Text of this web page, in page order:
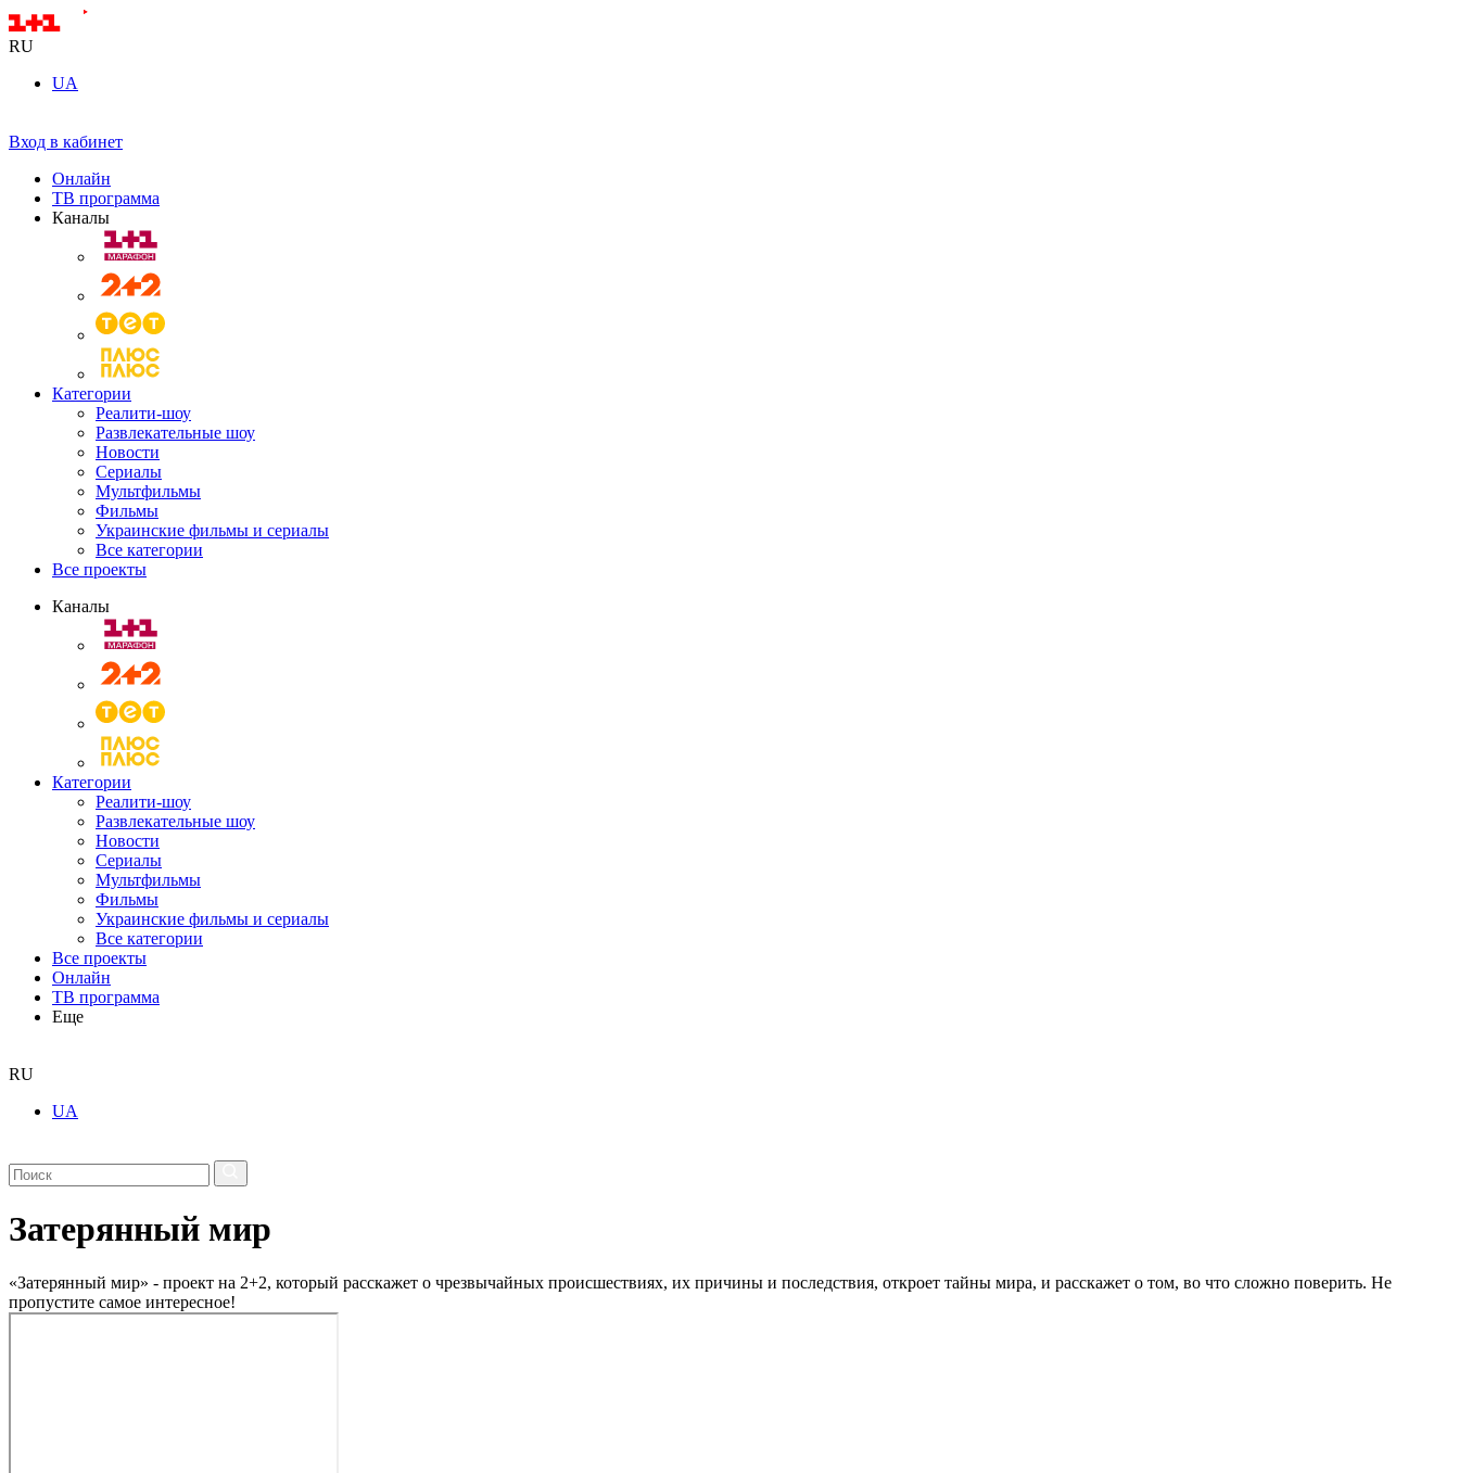
RU
UA
Вход в кабинет
Онлайн
ТВ программа
Каналы
Категории
Реалити-шоу
Развлекательные шоу
Новости
Сериалы
Мультфильмы
Фильмы
Украинские фильмы и сериалы
Все категории
Все проекты
Каналы
Категории
Реалити-шоу
Развлекательные шоу
Новости
Сериалы
Мультфильмы
Фильмы
Украинские фильмы и сериалы
Все категории
Все проекты
Онлайн
ТВ программа
Еще
RU
UA
Затерянный мир
«Затерянный мир» - проект на 2+2, который расскажет о чрезвычайных происшествиях, их причины и последствия, откроет тайны мира, и расскажет о том, во что сложно поверить. Не
пропустите самое интересное!